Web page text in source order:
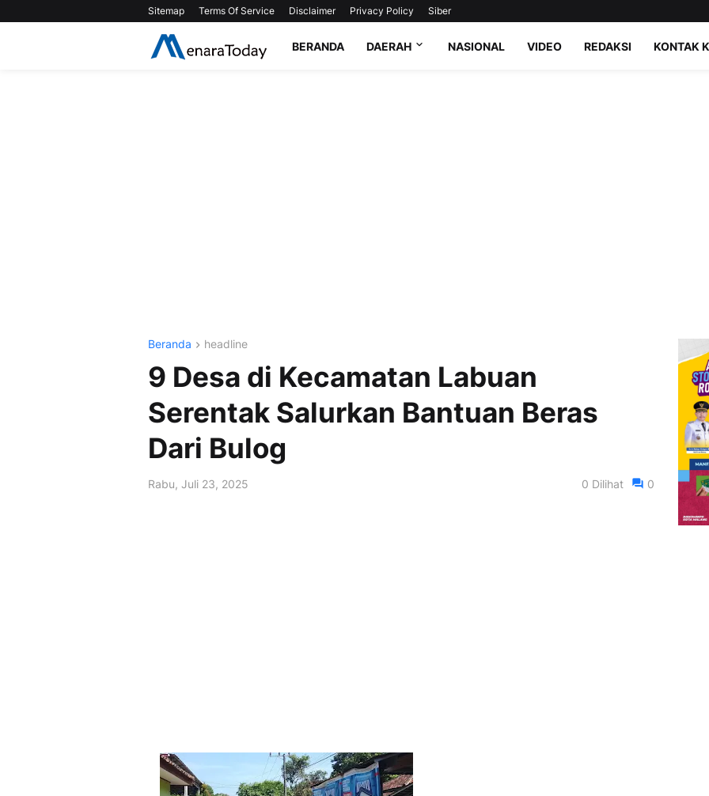
Sitemap Terms Of Service Disclaimer Privacy Policy Siber
BERANDA DAERAH NASIONAL VIDEO REDAKSI KONTAK
Beranda headline
9 Desa di Kecamatan Labuan
Serentak Salurkan Bantuan Beras
Dari Bulog
Rabu, Juli 23, 2025 0 Dilihat 0